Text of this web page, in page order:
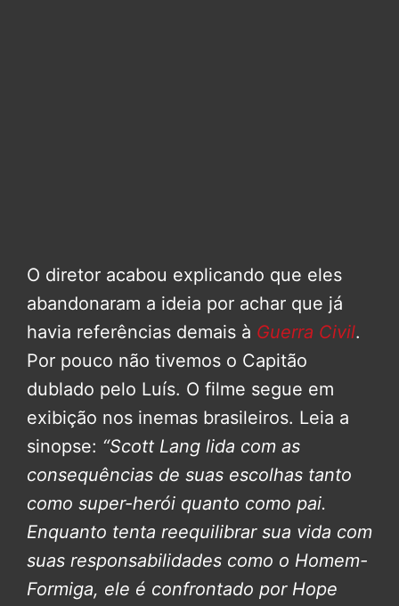
O diretor acabou explicando que eles
abandonaram a ideia por achar que já
havia referências demais à Guerra Civil.
Por pouco não tivemos o Capitão
dublado pelo Luís. O filme segue em
exibição nos inemas brasileiros. Leia a
sinopse: “Scott Lang lida com as
consequências de suas escolhas tanto
como super-herói quanto como pai.
Enquanto tenta reequilibrar sua vida com
suas responsabilidades como o Homem-
Formiga, ele é confrontado por Hope